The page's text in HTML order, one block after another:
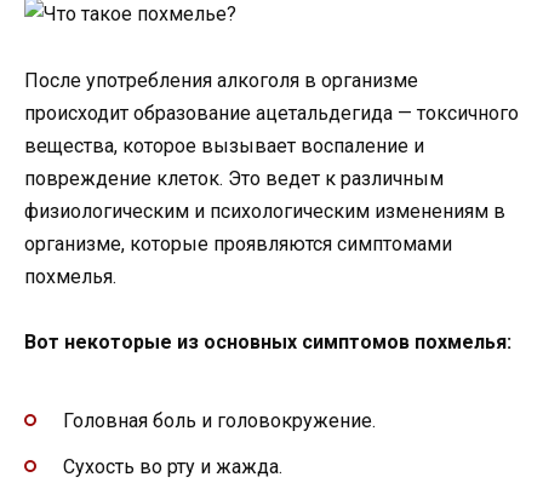
После употребления алкоголя в организме
происходит образование ацетальдегида — токсичного
вещества, которое вызывает воспаление и
повреждение клеток. Это ведет к различным
физиологическим и психологическим изменениям в
организме, которые проявляются симптомами
похмелья.
Вот некоторые из основных симптомов похмелья:
Головная боль и головокружение.
Сухость во рту и жажда.